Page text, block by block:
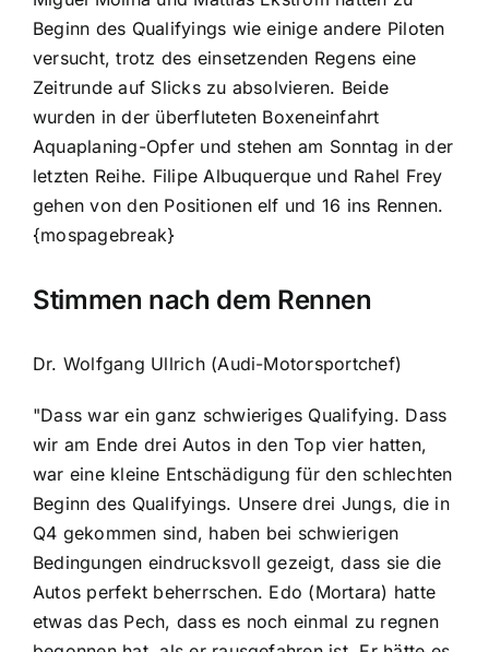
Beginn des Qualifyings wie einige andere Piloten
versucht, trotz des einsetzenden Regens eine
Zeitrunde auf Slicks zu absolvieren. Beide
wurden in der überfluteten Boxeneinfahrt
Aquaplaning-Opfer und stehen am Sonntag in der
letzten Reihe. Filipe Albuquerque und Rahel Frey
gehen von den Positionen elf und 16 ins Rennen.
{mospagebreak}
Stimmen nach dem Rennen
Dr. Wolfgang Ullrich (Audi-Motorsportchef)
"Dass war ein ganz schwieriges Qualifying. Dass
wir am Ende drei Autos in den Top vier hatten,
war eine kleine Entschädigung für den schlechten
Beginn des Qualifyings. Unsere drei Jungs, die in
Q4 gekommen sind, haben bei schwierigen
Bedingungen eindrucksvoll gezeigt, dass sie die
Autos perfekt beherrschen. Edo (Mortara) hatte
etwas das Pech, dass es noch einmal zu regnen